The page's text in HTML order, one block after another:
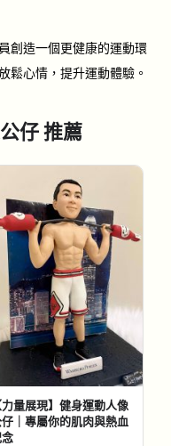
創造一個更健康的運動環
鬆心情，提升運動體驗。
仔 推薦
力量展現】健身運動人像
｜專屬你的肌肉與熱血